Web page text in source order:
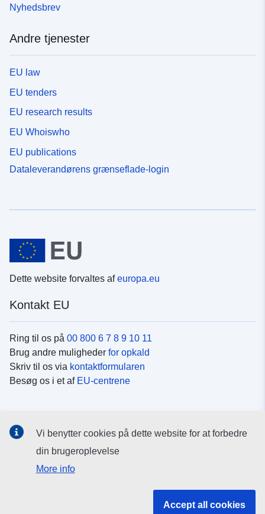
Nyhedsbrev
Andre tjenester
EU law
EU tenders
EU research results
EU Whoiswho
EU publications
Dataleverandørens grænseflade-login
Dette website forvaltes afeuropa.eu
Kontakt EU
Ring til os på 00 800 6 7 8 9 10 11
Brug andre muligheder for opkald
Skriv til os via kontaktformularen
Besøg os i et af EU-centrene
Søg efter EU's sider påsociale medier
EU-institutioner og -organer
Vi benytter cookies på dette website for at forbedre
din brugeroplevelse
More info
Accept all cookies